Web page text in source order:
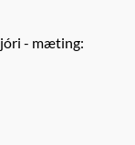
- mæting: